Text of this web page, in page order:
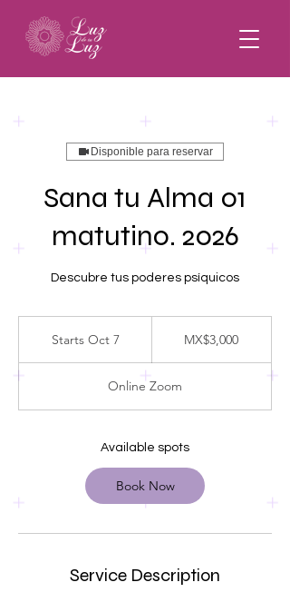
Disponible para reservar
Sana tu Alma 01
matutino. 2026
Descubre tus poderes psíquicos
Starts Oct 7S
r
t
O
t
7
MX$3,000
Online Zoom
Available spots
Book Now
Service Description